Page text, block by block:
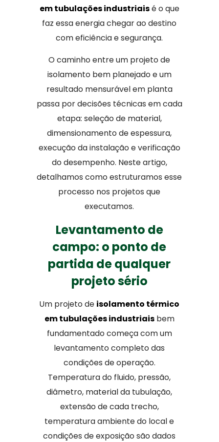
em tubulações industriaisé o que
faz essa energia chegar ao destino
com eficiência e segurança.
O caminho entre um projeto de
isolamento bem planejado e um
resultado mensurável em planta
passa por decisões técnicas em cada
etapa: seleção de material,
dimensionamento de espessura,
execução da instalação e verificação
do desempenho. Neste artigo,
detalhamos como estruturamos esse
processo nos projetos que
executamos.
Levantamento de
campo: o ponto de
partida de qualquer
projeto sério
Um projeto de isolamento térmico
em tubulações industriaisbem
fundamentado começa com um
levantamento completo das
condições de operação.
Temperatura do fluido, pressão,
diâmetro, material da tubulação,
extensão de cada trecho,
temperatura ambiente do local e
condições de exposição são dados